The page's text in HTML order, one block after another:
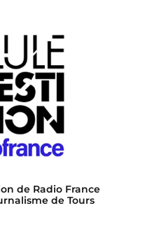
de Radio France
de Tours